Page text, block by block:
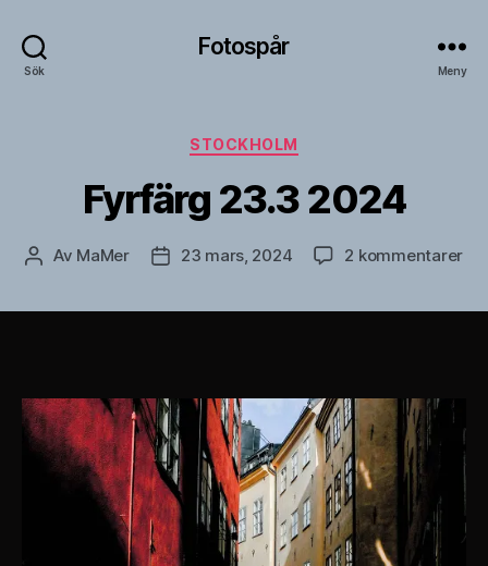
Sök
Fotospår
Meny
Kategorier
STOCKHOLM
Fyrfärg 23.3 2024
Inläggsförfattare
Av MaMer Inläggsdatum
23 mars, 2024 2 kommentarertill